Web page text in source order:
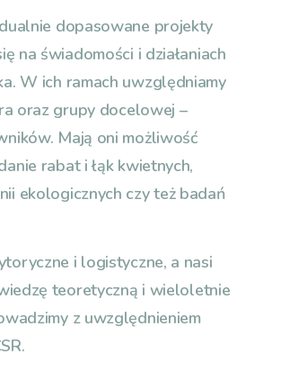
dopasowane projekty
na świadomości i działaniach
W ich ramach uwzględniamy
oraz grupy docelowej –
Mają oni możliwość
rabat i łąk kwietnych,
ekologicznych czy też badań
i logistyczne, a nasi
teoretyczną i wieloletnie
z uwzględnieniem